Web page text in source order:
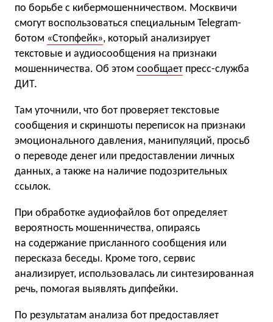
по борьбе с кибермошенничеством. Москвичи
cмогут воспользоваться специальным Telegram-
ботом «Стопфейк», который анализирует
текстовые и аудиосообщения на признаки
мошенничества. Об этом сообщает пресс-служба
ДИТ.
Там уточнили, что бот проверяет текстовые
сообщения и скриншоты переписок на признаки
эмоционального давления, манипуляций, просьб
о переводе денег или предоставлении личных
данных, а также на наличие подозрительных
ссылок.
При обработке аудиофайлов бот определяет
вероятность мошенничества, опираясь
на содержание присланного сообщения или
пересказа беседы. Кроме того, сервис
анализирует, использовалась ли синтезированная
речь, помогая выявлять дипфейки.
По результатам анализа бот предоставляет